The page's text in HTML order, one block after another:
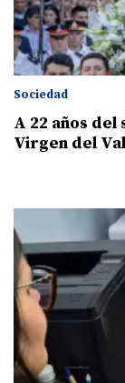
Sociedad
A 22 años del
Virgen del